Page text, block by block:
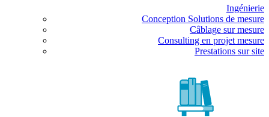
Ingénierie
Conception Solutions de mesure
Câblage sur mesure
Consulting en projet mesure
Prestations sur site